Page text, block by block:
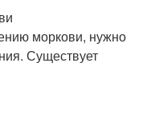
моркови, нужно
Существует